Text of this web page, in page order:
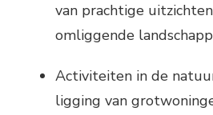
van prachtige
omliggende
Activiteiten in de
ligging van